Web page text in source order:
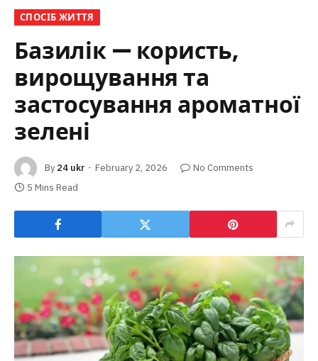
СПОСІБ ЖИТТЯ
Базилік — користь,
вирощування та
застосування ароматної
зелені
By 24 ukr February 2, 2026
No Comments
5 Mins Read